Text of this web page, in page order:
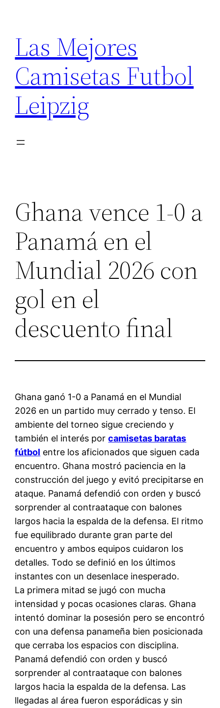
contenido
Las Mejores
Camisetas Futbol
Leipzig
Ghana vence 1-0 a
Panamá en el
Mundial 2026 con
gol en el
descuento final
Ghana ganó 1-0 a Panamá en el Mundial
2026 en un partido muy cerrado y tenso. El
ambiente del torneo sigue creciendo y
también el interés porcamisetas baratas
fútbol entre los aficionados que siguen cada
encuentro. Ghana mostró paciencia en la
construcción del juego y evitó precipitarse en
ataque. Panamá defendió con orden y buscó
sorprender al contraataque con balones
largos hacia la espalda de la defensa. El ritmo
fue equilibrado durante gran parte del
encuentro y ambos equipos cuidaron los
detalles. Todo se definió en los últimos
instantes con un desenlace inesperado.
La primera mitad se jugó con mucha
intensidad y pocas ocasiones claras. Ghana
intentó dominar la posesión pero se encontró
con una defensa panameña bien posicionada
que cerraba los espacios con disciplina.
Panamá defendió con orden y buscó
sorprender al contraataque con balones
largos hacia la espalda de la defensa. Las
llegadas al área fueron esporádicas y sin